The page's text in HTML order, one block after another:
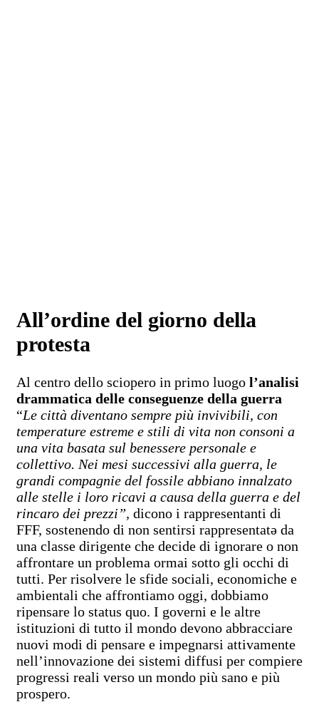
All’ordine del giorno della
protesta
Al centro dello sciopero in primo luogo l’analisi
drammatica delle conseguenze della guerra
“Le città diventano sempre più invivibili, con
temperature estreme e stili di vita non consoni a
una vita basata sul benessere personale e
collettivo. Nei mesi successivi alla guerra, le
grandi compagnie del fossile abbiano innalzato
alle stelle i loro ricavi a causa della guerra e del
rincaro dei prezzi”, dicono i rappresentanti di
FFF, sostenendo di non sentirsi rappresentatə da
una classe dirigente che decide di ignorare o non
affrontare un problema ormai sotto gli occhi di
tutti. Per risolvere le sfide sociali, economiche e
ambientali che affrontiamo oggi, dobbiamo
ripensare lo status quo. I governi e le altre
istituzioni di tutto il mondo devono abbracciare
nuovi modi di pensare e impegnarsi attivamente
nell’innovazione dei sistemi diffusi per compiere
progressi reali verso un mondo più sano e più
prospero.